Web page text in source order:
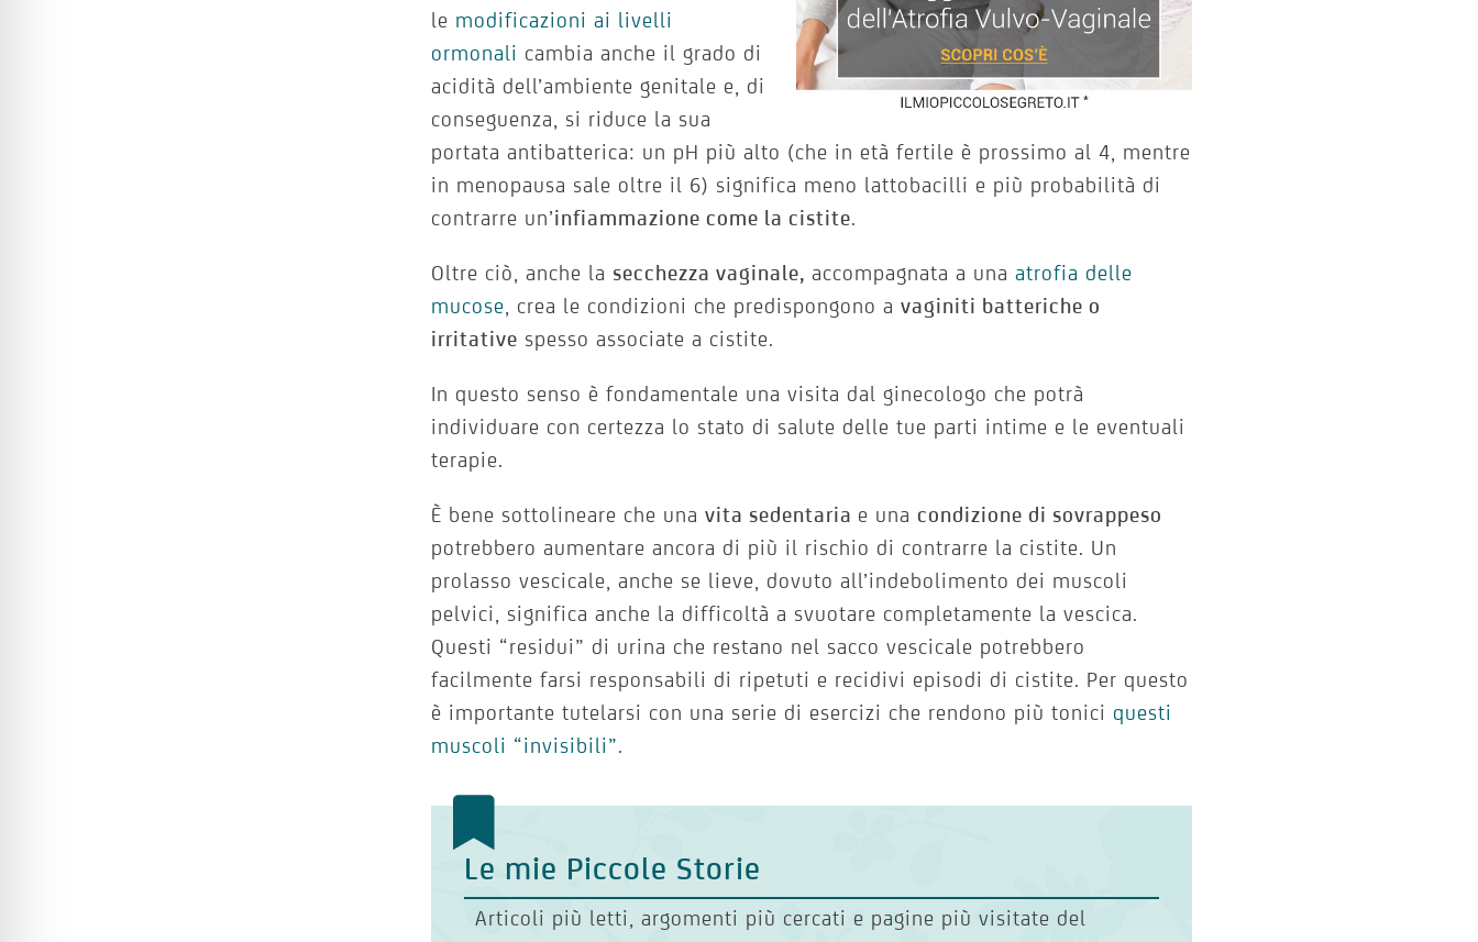
le modificazioni ai livelli
ormonali cambia anche il grado di
acidità dell’ambiente genitale e, di
conseguenza, si riduce la sua
portata antibatterica: un pH più alto (che in età fertile è prossimo al 4, mentre
in menopausa sale oltre il 6) significa meno lattobacilli e più probabilità di
contrarre un’infiammazione come la cistite.
Oltre ciò, anche la secchezza vaginale, accompagnata a unaatrofia delle
mucose , crea le condizioni che predispongono avaginiti batteriche o
irritative spesso associate a cistite.
In questo senso è fondamentale una visita dal ginecologo che potrà
individuare con certezza lo stato di salute delle tue parti intime e le eventuali
terapie.
È bene sottolineare che unavita sedentaria e unacondizione di sovrappeso
potrebbero aumentare ancora di più il rischio di contrarre la cistite. Un
prolasso vescicale, anche se lieve, dovuto all’indebolimento dei muscoli
pelvici, significa anche la difficoltà a svuotare completamente la vescica.
Questi “residui” di urina che restano nel sacco vescicale potrebbero
facilmente farsi responsabili di ripetuti e recidivi episodi di cistite. Per questo
è importante tutelarsi con una serie di esercizi che rendono più tonici questi
muscoli “invisibili”.
Le mie Piccole Storie
Articoli più letti, argomenti più cercati e pagine più visitate del